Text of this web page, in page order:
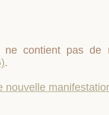
ne contient pas de
.
nouvelle